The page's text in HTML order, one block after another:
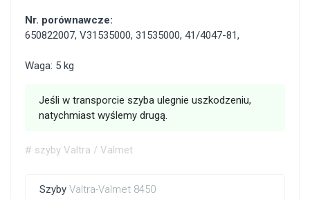
Szyby Valtra-Valmet 8450
Nr. porównawcze:
650822007, V31535000, 31535000, 41/4047-81,
Waga: 5 kg
Jeśli w transporcie szyba ulegnie uszkodzeniu,
natychmiast wyślemy drugą.
# szyby Valtra / Valmet